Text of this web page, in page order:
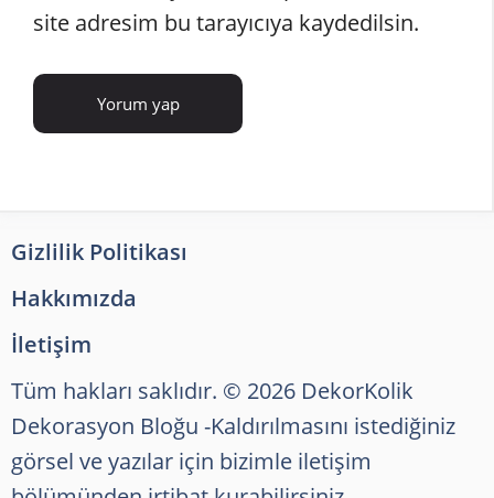
site adresim bu tarayıcıya kaydedilsin.
Gizlilik Politikası
Hakkımızda
İletişim
Tüm hakları saklıdır. © 2026 DekorKolik
Dekorasyon Bloğu -Kaldırılmasını istediğiniz
görsel ve yazılar için bizimle iletişim